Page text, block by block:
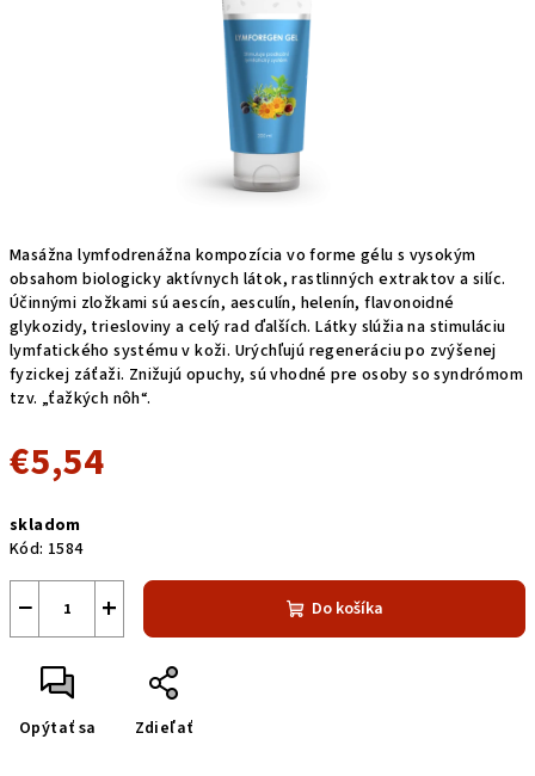
Masážna lymfodrenážna kompozícia vo forme gélu s vysokým
obsahom biologicky aktívnych látok, rastlinných extraktov a silíc.
Účinnými zložkami sú aescín, aesculín, helenín, flavonoidné
glykozidy, triesloviny a celý rad ďalších. Látky slúžia na stimuláciu
lymfatického systému v koži. Urýchľujú regeneráciu po zvýšenej
fyzickej záťaži. Znižujú opuchy, sú vhodné pre osoby so syndrómom
tzv. „ťažkých nôh“.
€5,54
cena:
skladom
Kód: 1584
+
− Do košíka
Opýtať sa Zdieľať